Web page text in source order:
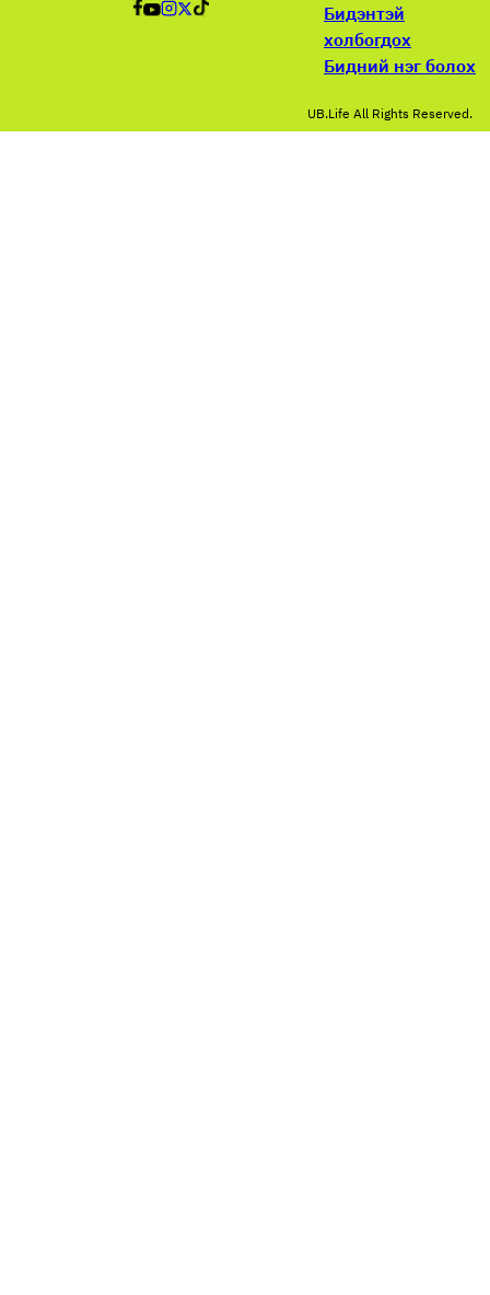
Бидэнтэй
холбогдох
Бидний нэг болох
UB.Life All Rights Reserved.